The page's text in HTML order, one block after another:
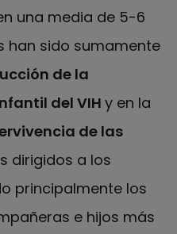
una media de 5-6
han sido sumamente
de la
del VIH y en la
de las
dirigidos a los
principalmente los
e hijos más